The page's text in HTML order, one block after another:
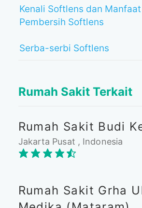
Kenali Softlens dan
Pembersih Softlens
Serba-serbi Softlens
Rumah Sakit Terkait
Rumah Sakit Budi
Jakarta Pusat , Indonesia
Rumah Sakit Grha